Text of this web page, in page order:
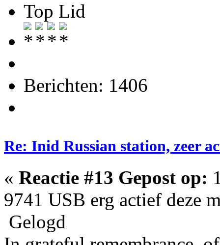
Top Lid
Berichten: 1406
Re: Inid Russian station, zeer
« Reactie #13 Gepost op:
9741 USB erg actief deze
Gelogd